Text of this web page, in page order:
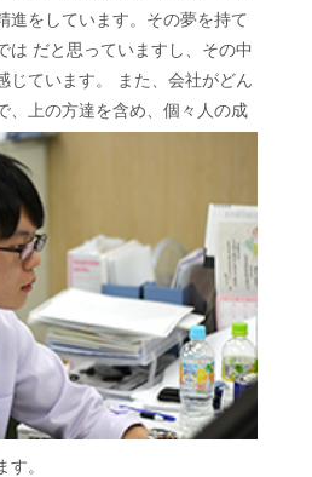
進をしています。その夢を持て
は だと思っていますし、その中
じています。 また、会社がどん
、上の方達を含め、個々人の成
。